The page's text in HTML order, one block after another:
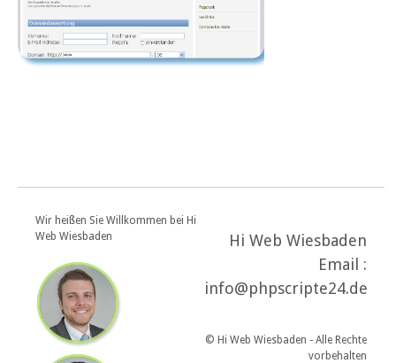
Wir heißen Sie Willkommen bei Hi
Web Wiesbaden
Hi Web Wiesbaden
Email :
info@phpscripte24.de
© Hi Web Wiesbaden - Alle Rechte
vorbehalten